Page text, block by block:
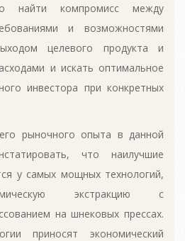
найти компромисс между
и возможностями
целевого продукта и
и искать оптимальное
инвестора при конкретных
рыночного опыта в данной
что наилучшие
у самых мощных технологий,
экстракцию с
на шнековых прессах.
приносят экономический